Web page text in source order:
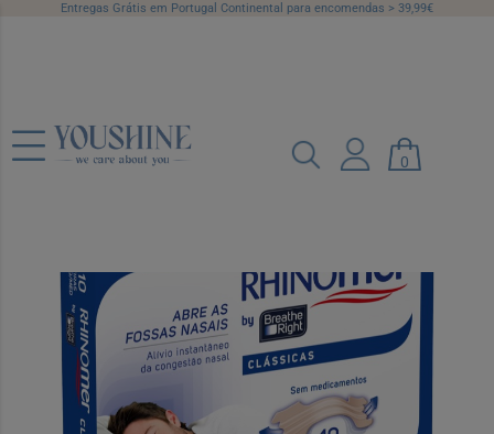
Entregas Grátis em Portugal Continental para encomendas > 39,99€
0
Breathe Right Penso Nasal Peq/Med
X10